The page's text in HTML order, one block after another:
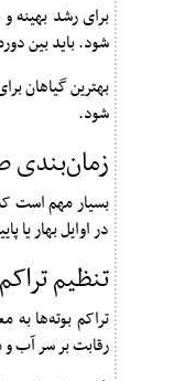
برای رشد بهینه
شود. باید بین
بهترین گیاهان
شود.
بسیار مهم است
در اوایل بهار یا
تنظیم
تراکم بوته‌ها
رقابت بر سر آب